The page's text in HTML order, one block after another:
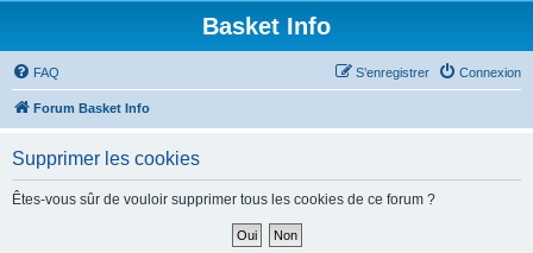
Basket Info
FAQ Connexion
S’enregistrer
Forum Basket Info
Supprimer les cookies
Êtes-vous sûr de vouloir supprimer tous les cookies de ce forum ?